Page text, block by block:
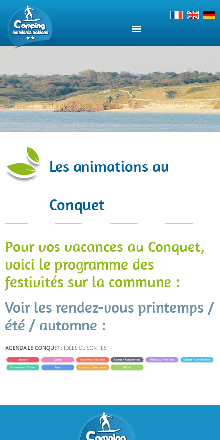
Les animations au
Conquet
Pour vos vacances au Conquet,
voici le programme des
festivités sur la commune :
Voir les rendez-vous printemps /
été / automne :